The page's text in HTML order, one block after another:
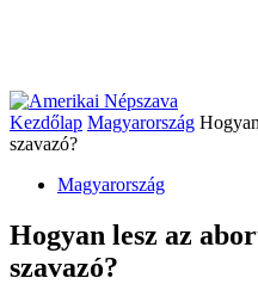
Kezdőlap Magyarország
szavazó?
Magyarország
Hogyan lesz az
szavazó?